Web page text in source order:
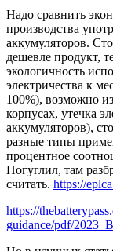
Надо сравнить
производства
аккумуляторов.
дешевле продукт,
экологичность
электричества к
100%), возможно
корпусах, утечка
аккумуляторов),
разные типы
процентное
Погуглил, там
считать. https://
https://
guidance/pdf/